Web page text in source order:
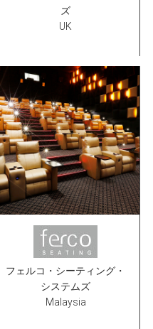
ズ
UK
フェルコ・シーティング・
システムズ
Malaysia